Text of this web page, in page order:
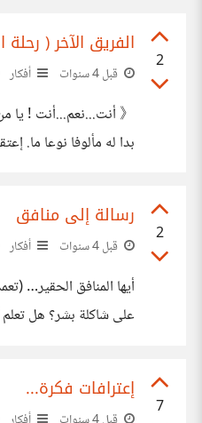
2
الفريق الآخر ( رحلة
قبل 4 سنوات أفكار
《 أنت...نعم...أنت ! يا
بدا له مألوفا نوعا
2
رسالة إلى منافق
قبل 4 سنوات أفكار
7
إعترافات فكرة...